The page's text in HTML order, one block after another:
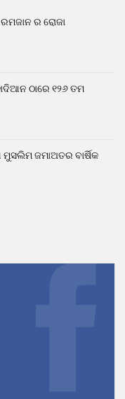
ର ରୋଜା
ଠାରେ ୧୨୬ ତମ
ଜମାଅତର ବାର୍ଷିକ